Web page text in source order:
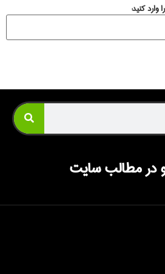
وارد کنید:
مطالب سایت